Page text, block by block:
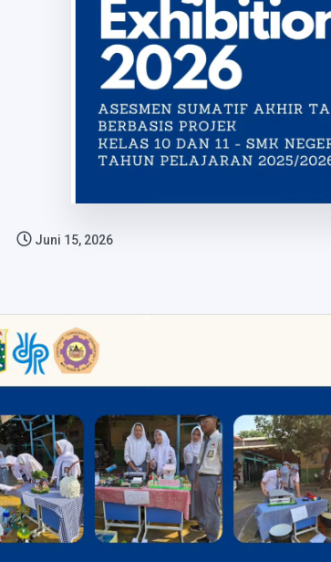
Juni 15, 2026